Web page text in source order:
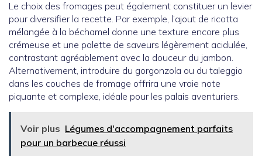
Le choix des fromages peut également constituer un levier
pour diversifier la recette. Par exemple, l’ajout de ricotta
mélangée à la béchamel donne une texture encore plus
crémeuse et une palette de saveurs légèrement acidulée,
contrastant agréablement avec la douceur du jambon.
Alternativement, introduire du gorgonzola ou du taleggio
dans les couches de fromage offrira une vraie note
piquante et complexe, idéale pour les palais aventuriers.
Voir plus Légumes d'accompagnement parfaits
pour un barbecue réussi